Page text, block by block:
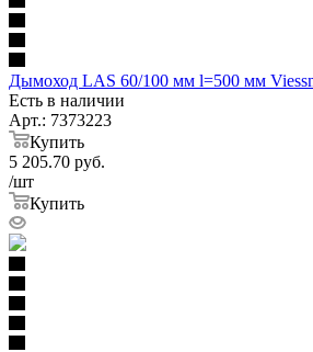
Дымоход LAS 60/100 мм l=500 мм
Есть в наличии
Арт.: 7373223
Купить
5 205.70 руб.
/шт
Купить